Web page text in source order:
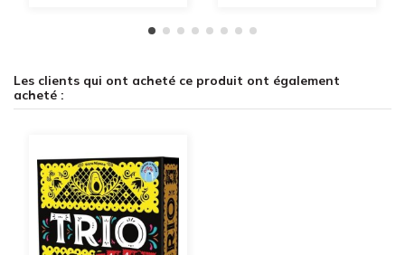
Les clients qui ont acheté ce produit ont également
acheté :